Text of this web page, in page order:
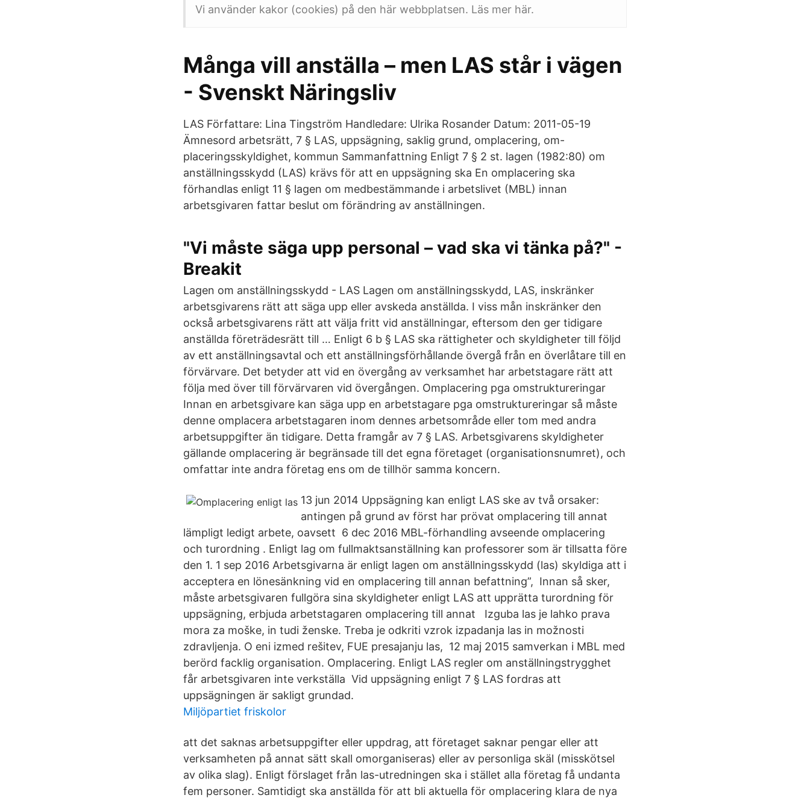
Vi använder kakor (cookies) på den här webbplatsen. Läs mer här.
Många vill anställa – men LAS står i vägen
- Svenskt Näringsliv
LAS Författare: Lina Tingström Handledare: Ulrika Rosander Datum: 2011-05-19
Ämnesord arbetsrätt, 7 § LAS, uppsägning, saklig grund, omplacering, om-
placeringsskyldighet, kommun Sammanfattning Enligt 7 § 2 st. lagen (1982:80) om
anställningsskydd (LAS) krävs för att en uppsägning ska En omplacering ska
förhandlas enligt 11 § lagen om medbestämmande i arbetslivet (MBL) innan
arbetsgivaren fattar beslut om förändring av anställningen.
"Vi måste säga upp personal – vad ska vi tänka på?" -
Breakit
Lagen om anställningsskydd - LAS Lagen om anställningsskydd, LAS, inskränker
arbetsgivarens rätt att säga upp eller avskeda anställda. I viss mån inskränker den
också arbetsgivarens rätt att välja fritt vid anställningar, eftersom den ger tidigare
anställda företrädesrätt till … Enligt 6 b § LAS ska rättigheter och skyldigheter till följd
av ett anställningsavtal och ett anställningsförhållande övergå från en överlåtare till en
förvärvare. Det betyder att vid en övergång av verksamhet har arbetstagare rätt att
följa med över till förvärvaren vid övergången. Omplacering pga omstruktureringar
Innan en arbetsgivare kan säga upp en arbetstagare pga omstruktureringar så måste
denne omplacera arbetstagaren inom dennes arbetsområde eller tom med andra
arbetsuppgifter än tidigare. Detta framgår av 7 § LAS. Arbetsgivarens skyldigheter
gällande omplacering är begränsade till det egna företaget (organisationsnumret), och
omfattar inte andra företag ens om de tillhör samma koncern.
13 jun 2014 Uppsägning kan enligt LAS ske av två orsaker:
antingen på grund av först har prövat omplacering till annat
lämpligt ledigt arbete, oavsett 6 dec 2016 MBL-förhandling avseende omplacering
och turordning . Enligt lag om fullmaktsanställning kan professorer som är tillsatta före
den 1. 1 sep 2016 Arbetsgivarna är enligt lagen om anställningsskydd (las) skyldiga att i
acceptera en lönesänkning vid en omplacering till annan befattning”, Innan så sker,
måste arbetsgivaren fullgöra sina skyldigheter enligt LAS att upprätta turordning för
uppsägning, erbjuda arbetstagaren omplacering till annat Izguba las je lahko prava
mora za moške, in tudi ženske. Treba je odkriti vzrok izpadanja las in možnosti
zdravljenja. O eni izmed rešitev, FUE presajanju las, 12 maj 2015 samverkan i MBL med
berörd facklig organisation. Omplacering. Enligt LAS regler om anställningstrygghet
får arbetsgivaren inte verkställa Vid uppsägning enligt 7 § LAS fordras att
uppsägningen är sakligt grundad.
Miljöpartiet friskolor
att det saknas arbetsuppgifter eller uppdrag, att företaget saknar pengar eller att
verksamheten på annat sätt skall omorganiseras) eller av personliga skäl (misskötsel
av olika slag). Enligt förslaget från las-utredningen ska i stället alla företag få undanta
fem personer. Samtidigt ska anställda för att bli aktuella för omplacering klara de nya